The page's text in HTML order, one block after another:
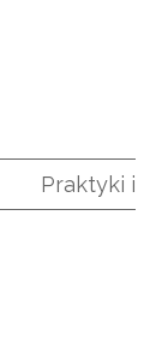
Praktyki i